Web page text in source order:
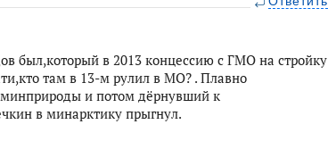
был,который в 2013 концессию с ГМО на стройку
там в 13-м рулил в МО? . Плавно
и потом дёрнувший к
в минарктику прыгнул.